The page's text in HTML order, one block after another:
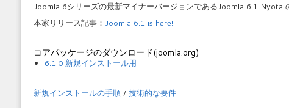
Joomla 6シリーズの最新マイナーバージョンであるJoomla 6.1 Nyota
本家リリース記事： Joomla 6.1 is here!
コアパッケージのダウンロード(joomla.org)
6.1.0 新規インストール用
新規インストールの手順/ 技術的な要件